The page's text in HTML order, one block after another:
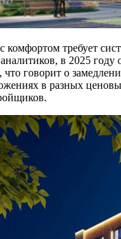
комфортом требует
в 2025
что говорит о
в разных